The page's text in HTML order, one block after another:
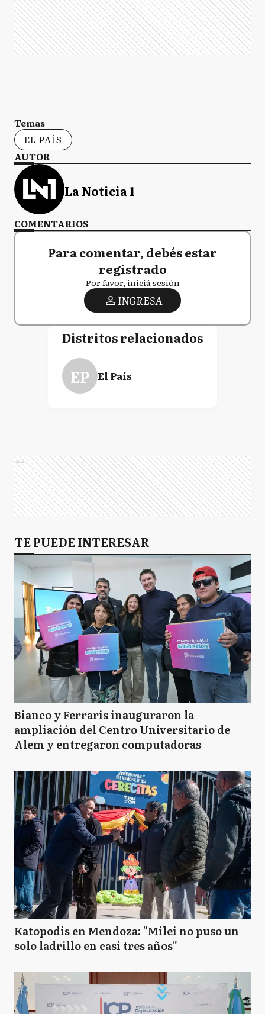
Temas
EL PAÍS
AUTOR
La Noticia 1
COMENTARIOS
Para comentar, debés estar
registrado
Por favor, iniciá sesión
INGRESA
Distritos relacionados
EP El País
Ads
TE PUEDE INTERESAR
Bianco y Ferraris inauguraron la
ampliación del Centro Universitario de
Alem y entregaron computadoras
Katopodis en Mendoza: "Milei no puso un
solo ladrillo en casi tres años"